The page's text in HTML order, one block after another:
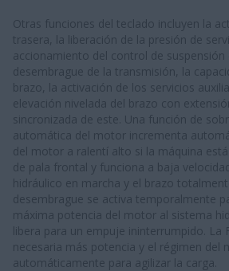
Otras funciones del teclado incluyen la
trasera, la liberación de la presión de
accionamiento del control de suspensión
desembrague de la transmisión, la
brazo, la activación de los servicios
elevación nivelada del brazo con
sincronizada de este. Una función de
automática del motor incrementa
del motor a ralentí alto si la máquina
de pala frontal y funciona a baja
hidráulico en marcha y el brazo
desembrague se activa temporalmente
máxima potencia del motor al sistema
libera para un empuje ininterrumpido. La
necesaria más potencia y el régimen del
automáticamente para agilizar la carga.